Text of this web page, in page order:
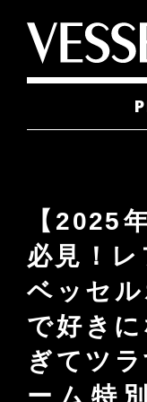
【2025
必見！
ベッセ
で好き
ぎてツ
ーム特